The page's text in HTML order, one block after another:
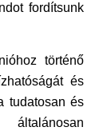
fordítsunk
történő
és
tudatosan és